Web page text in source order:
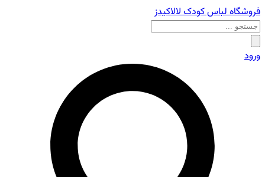
فروشگاه لباس کودک لالاکیدز
ورود